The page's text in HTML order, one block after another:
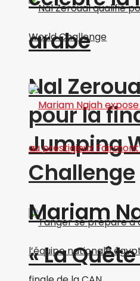
Nal
pour la
Jumping
Challenge
arabe
Mariam
« La